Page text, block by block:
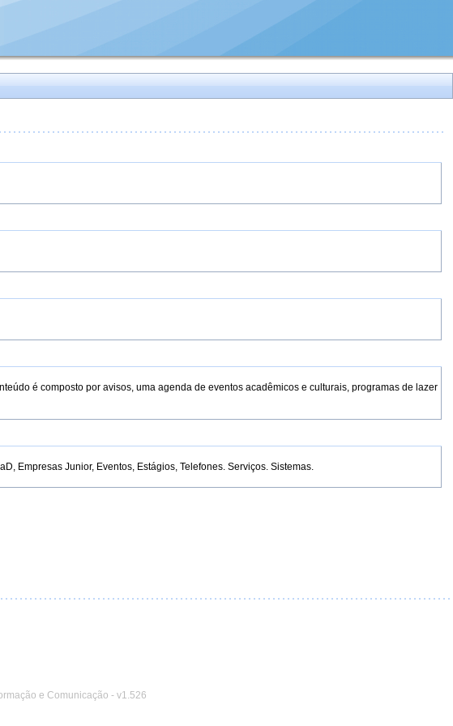
é composto por avisos, uma agenda de eventos acadêmicos e culturais, programas de lazer
Empresas Junior, Eventos, Estágios, Telefones. Serviços. Sistemas.
e Comunicação - v1.526